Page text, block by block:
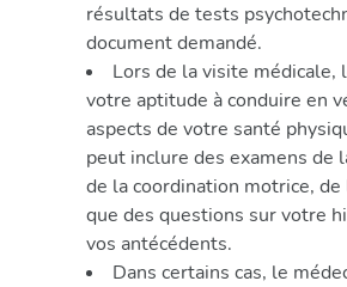
résultats de tests
document demandé.
Lors de la visite médicale,
votre aptitude à conduire en
aspects de votre santé
peut inclure des examens de
de la coordination motrice,
que des questions sur votre
vos antécédents.
Dans certains cas, le